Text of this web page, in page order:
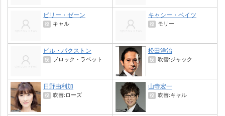
ビリー・ゼーン
役 キャル
キャシー・ベイツ
役 モリー
ビル・パクストン
役 ブロック・ラベット
松田洋治
役 吹替:ジャック
日野由利加
役 吹替:ローズ
山寺宏一
役 吹替:キャル